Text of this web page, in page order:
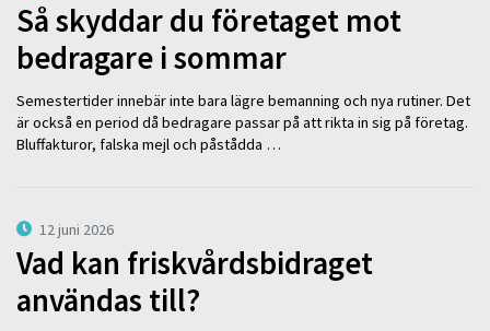
Så skyddar du företaget mot
bedragare i sommar
Semestertider innebär inte bara lägre bemanning och nya rutiner. Det
är också en period då bedragare passar på att rikta in sig på företag.
Bluffakturor, falska mejl och påstådda …
12 juni 2026
Vad kan friskvårdsbidraget
användas till?